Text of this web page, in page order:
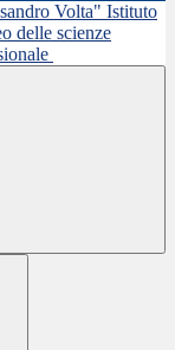
Istituto
delle scienze